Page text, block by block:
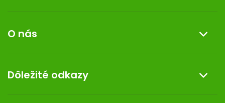
Reklamácia a vrátenie tovaru
Doprava a platba
Darček k nákupu
O nás
Kontakt
Dermocentrum
Dôležité odkazy